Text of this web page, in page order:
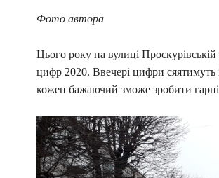
Фото автора
Цього року на вулиці Проскурівській
цифр 2020. Ввечері цифри сяятимуть
кожен бажаючий зможе зробити гарні